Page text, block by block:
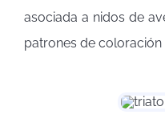
asociada a nidos de
patrones de coloración